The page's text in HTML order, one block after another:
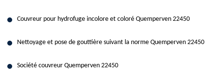
Couvreur pour hydrofuge incolore et coloré Quemperven 22450
Nettoyage et pose de gouttière suivant la norme Quemperven 22450
Société couvreur Quemperven 22450